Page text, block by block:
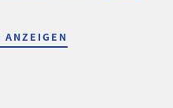
ANZEIGEN